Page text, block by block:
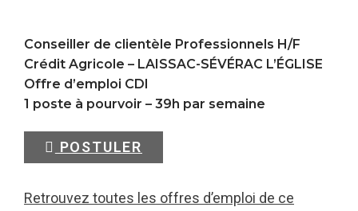
Conseiller de clientèle Professionnels H/F
Crédit Agricole – LAISSAC-SÉVÉRAC L’ÉGLISE
Offre d’emploi CDI
1 poste à pourvoir – 39h par semaine
POSTULER
Retrouvez toutes les offres d’emploi de ce